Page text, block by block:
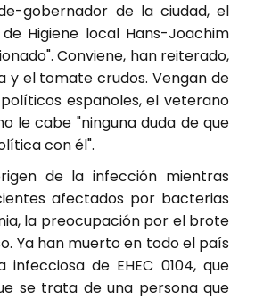
gobernador de la ciudad, el
Higiene local Hans-Joachim
Conviene, han reiterado,
y el tomate crudos. Vengan de
españoles, el veterano
le cabe "ninguna duda de que
con él".
de la infección mientras
afectados por bacterias
la preocupación por el brote
Ya han muerto en todo el país
de EHEC 0104, que
se trata de una persona que